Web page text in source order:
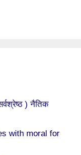
) नैतिक
with moral for